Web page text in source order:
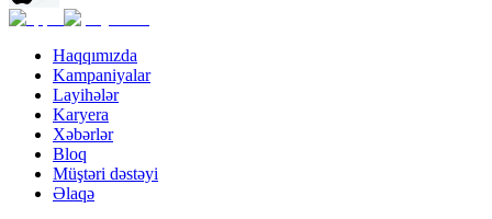
Haqqımızda
Kampaniyalar
Layihələr
Karyera
Xəbərlər
Bloq
Müştəri dəstəyi
Əlaqə